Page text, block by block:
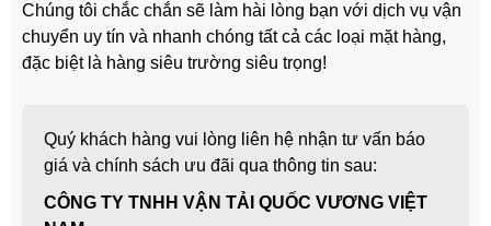
Chúng tôi chắc chắn sẽ làm hài lòng bạn với dịch vụ vận
chuyển uy tín và nhanh chóng tất cả các loại mặt hàng,
đặc biệt là hàng siêu trường siêu trọng!
Quý khách hàng vui lòng liên hệ nhận tư vấn báo
giá và chính sách ưu đãi qua thông tin sau:
CÔNG TY TNHH VẬN TẢI QUỐC VƯƠNG VIỆT